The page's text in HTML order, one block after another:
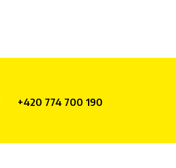
+420 774 700 190